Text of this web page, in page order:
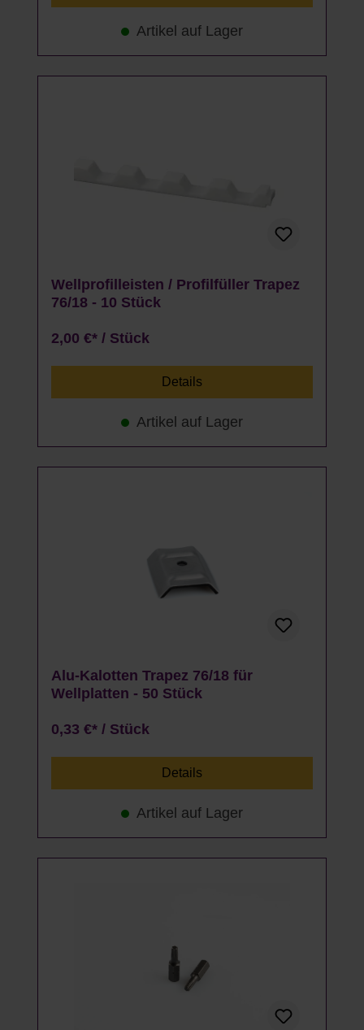
Artikel auf Lager
Wellprofilleisten / Profilfüller Trapez
76/18 - 10 Stück
2,00 €* / Stück
Details
Artikel auf Lager
Alu-Kalotten Trapez 76/18 für
Wellplatten - 50 Stück
0,33 €* / Stück
Details
Artikel auf Lager